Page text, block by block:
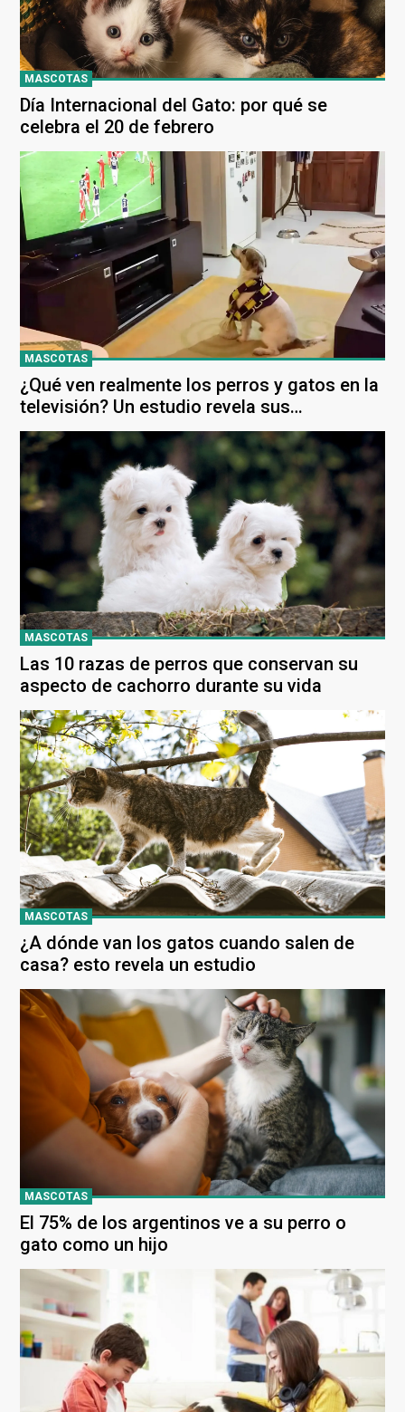
MASCOTAS
Día Internacional del Gato: por qué se
celebra el 20 de febrero
MASCOTAS
¿Qué ven realmente los perros y gatos en la
televisión? Un estudio revela sus
limitaciones visuales
MASCOTAS
Las 10 razas de perros que conservan su
aspecto de cachorro durante su vida
MASCOTAS
¿A dónde van los gatos cuando salen de
casa? esto revela un estudio
MASCOTAS
El 75% de los argentinos ve a su perro o
gato como un hijo